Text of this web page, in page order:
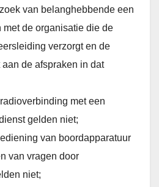
van belanghebbende een
de organisatie die de
verzorgt en de
de afspraken in dat
met een
gelden niet;
van boordapparatuur
van vragen door
niet;